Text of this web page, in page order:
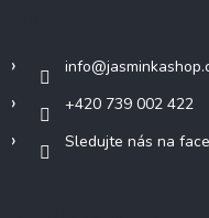
info@
+420 739 002 422
Sledujte nás na